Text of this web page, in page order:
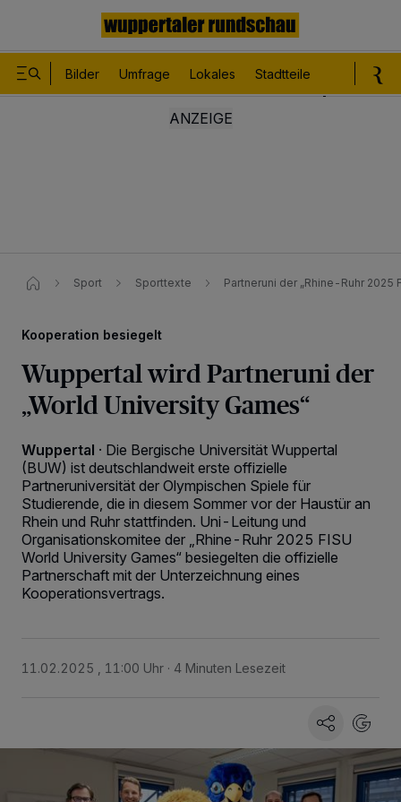
Bilder Umfrage Lokales Stadtteile
Sport Sporttexte Partneruni der „Rhine-Ruhr 2025
Kooperation besiegelt
Wuppertal wird Partneruni der
„World University Games“
Wuppertal · Die Bergische Universität Wuppertal
(BUW) ist deutschlandweit erste offizielle
Partneruniversität der Olympischen Spiele für
Studierende, die in diesem Sommer vor der Haustür an
Rhein und Ruhr stattfinden. Uni-Leitung und
Organisationskomitee der „Rhine-Ruhr 2025 FISU
World University Games“ besiegelten die offizielle
Partnerschaft mit der Unterzeichnung eines
Kooperationsvertrags.
11.02.2025 , 11:00 Uhr 4 Minuten Lesezeit